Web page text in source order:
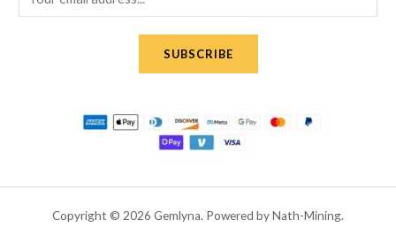
m
SUBSCRIBE
Copyright © 2026 Gemlyna. Powered by Nath-Mining.